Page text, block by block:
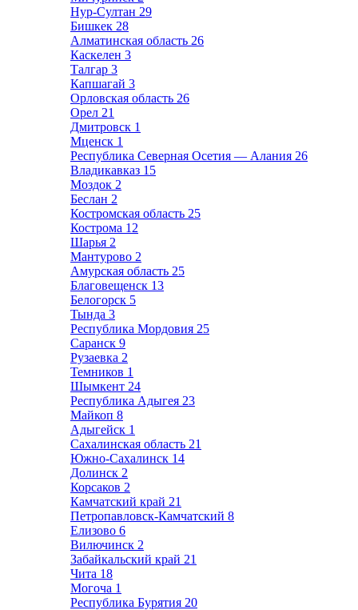
Нур-Султан 29
Бишкек 28
Алматинская область 26
Каскелен 3
Талгар 3
Капшагай 3
Орловская область 26
Орел 21
Дмитровск 1
Мценск 1
Республика Северная Осетия — Алания 26
Владикавказ 15
Моздок 2
Беслан 2
Костромская область 25
Кострома 12
Шарья 2
Мантурово 2
Амурская область 25
Благовещенск 13
Белогорск 5
Тында 3
Республика Мордовия 25
Саранск 9
Рузаевка 2
Темников 1
Шымкент 24
Республика Адыгея 23
Майкоп 8
Адыгейск 1
Сахалинская область 21
Южно-Сахалинск 14
Долинск 2
Корсаков 2
Камчатский край 21
Петропавловск-Камчатский 8
Елизово 6
Вилючинск 2
Забайкальский край 21
Чита 18
Могоча 1
Республика Бурятия 20